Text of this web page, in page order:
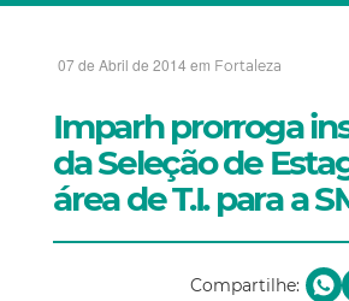
07 de Abril de 2014 em Fortaleza
Imparh prorroga
da Seleção de
área de T.I. para a
Compartilhe: